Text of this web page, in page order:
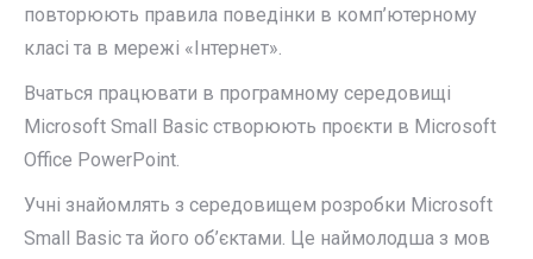
повторюють правила поведінки в комп’ютерному
класі та в мережі «Інтернет».
Вчаться працювати в програмному середовищі
Microsoft Small Basic створюють проєкти в Microsoft
Office PowerPoint.
Учні знайомлять з середовищем розробки Microsoft
Small Basic та його об’єктами. Це наймолодша з мов